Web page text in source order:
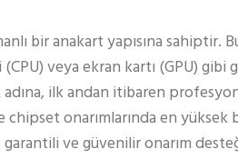
bir anakart yapısına sahiptir.
veya ekran kartı (GPU) gibi
ilk andan itibaren
onarımlarında en yüksek
ve güvenilir onarım